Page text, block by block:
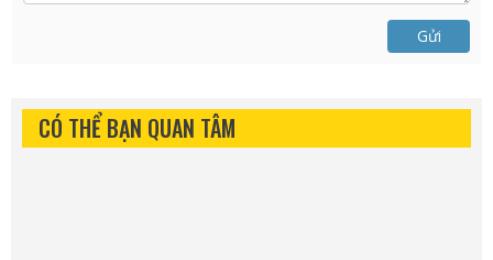
Gửi
CÓ THỂ BẠN QUAN TÂM